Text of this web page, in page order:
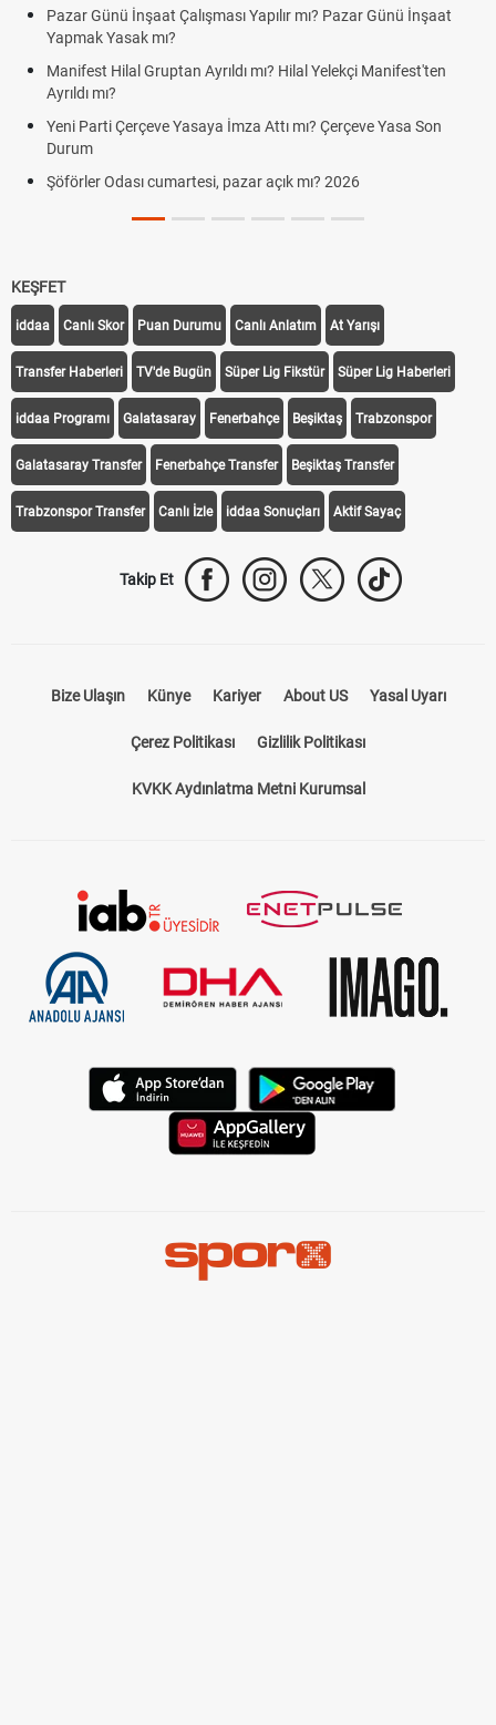
Pazar Günü İnşaat Çalışması Yapılır mı? Pazar Günü İnşaat
Yapmak Yasak mı?
Manifest Hilal Gruptan Ayrıldı mı? Hilal Yelekçi Manifest'ten
Ayrıldı mı?
Yeni Parti Çerçeve Yasaya İmza Attı mı? Çerçeve Yasa Son
Durum
Şöförler Odası cumartesi, pazar açık mı? 2026
KEŞFET
iddaa Canlı Skor Puan Durumu Canlı Anlatım At Yarışı
Transfer Haberleri TV'de Bugün Süper Lig Fikstür Süper Lig Haberleri
iddaa Programı Galatasaray Fenerbahçe Beşiktaş Trabzonspor
Galatasaray Transfer Fenerbahçe Transfer Beşiktaş Transfer
Trabzonspor Transfer Canlı İzle iddaa Sonuçları Aktif Sayaç
Takip Et
Bize Ulaşın Künye Kariyer About US Yasal Uyarı
Çerez Politikası Gizlilik Politikası
KVKK Aydınlatma Metni Kurumsal